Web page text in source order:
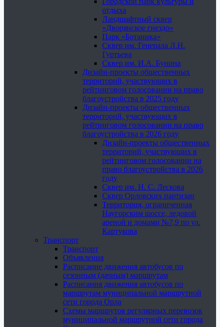
отдыха
Ландшафтный сквер
«Дворянское гнездо»
Парк «Ботаника»
Сквер им. Генерала Л.Н.
Гуртьева
Сквер им. И.А. Бунина
Дизайн-проекты общественных
территорий, участвующих в
рейтинговом голосовании на право
благоустройства в 2025 году
Дизайн-проекты общественных
территорий, участвующих в
рейтинговом голосовании на право
благоустройства в 2026 году
Дизайн-проекты общественных
территорий, участвующих в
рейтинговом голосовании на
право благоустройства в 2026
году
Сквер им. Н. С. Лескова
Сквер Орловских партизан
Территория, ограниченная
Наугорским шоссе, ледовой
ареной и домами №7,9 по ул.
Картукова
Транспорт
Транспорт
Объявления
Расписание движения автобусов по
сезонным (дачным) маршрутам
Расписания движения автобусов по
маршрутам муниципальной маршрутной
сети города Орла
Схемы маршрутов регулярных перевозок
муниципальной маршрутной сети города